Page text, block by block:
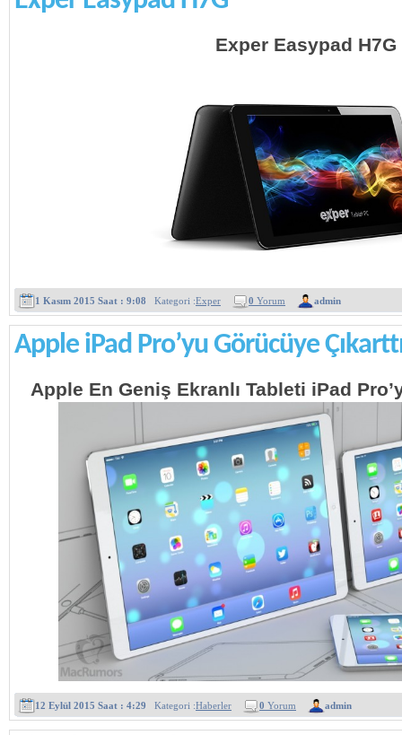
Exper Easypad H7G
1 Kasım 2015 Saat : 9:08 Kategori :Exper 0 Yorum admin
Apple iPad Pro’yu Görücüye
Apple En Geniş Ekranlı Tableti iPad
12 Eylül 2015 Saat : 4:29 Kategori :Haberler 0 Yorum admin